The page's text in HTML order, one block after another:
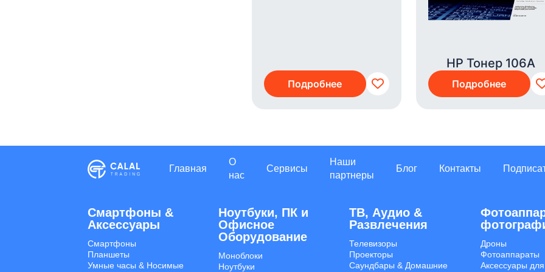
Подробнее
HP Тонер 106A
Подробнее
Главная
О
нас
Сервисы
Наши
партнеры
Блог Контакты
Смартфоны &
Aксессуары
Смартфоны
Планшеты
Умные часы & Hосимые
Ноутбуки, ПК и
Офисное
Оборудование
Моноблоки
Ноутбуки
ТВ, Аудио &
Развлечения
Телевизоры
Проекторы
Саундбары & Домашние
Дроны
Фотоаппараты
Аксессуары для